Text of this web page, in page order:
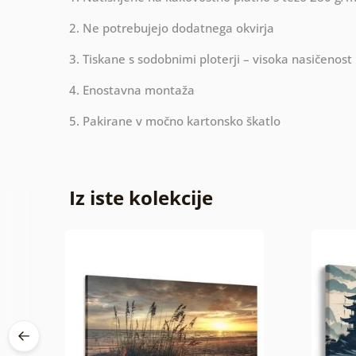
2. Ne potrebujejo dodatnega okvirja
3. Tiskane s sodobnimi ploterji – visoka nasičenost
4. Enostavna montaža
5. Pakirane v močno kartonsko škatlo
Iz iste kolekcije